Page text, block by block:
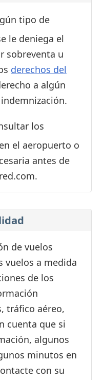
tipo de
le deniega el
sobreventa u
derechos del
a algún
los
el aeropuerto o
antes de
de vuelos
vuelos a medida
de los
tráfico aéreo,
cuenta que si
algunos
minutos en
con su